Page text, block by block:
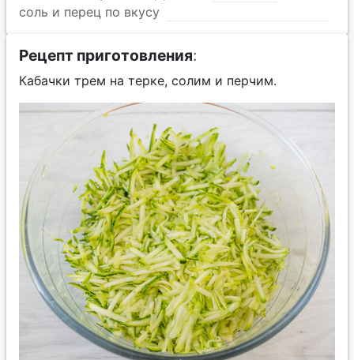
соль и перец по вкусу
Рецепт приготовления:
Кабачки трем на терке, солим и перчим.